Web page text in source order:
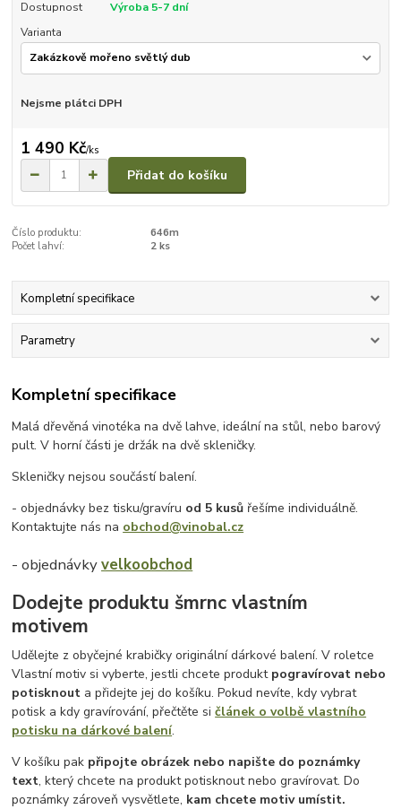
Dostupnost
Výroba 5-7 dní
Varianta
Nejsme plátci DPH
1 490 Kč/ks
Přidat do košíku
Číslo produktu:
646m
Počet lahví:
2 ks
Kompletní specifikace
Parametry
Kompletní specifikace
Malá dřevěná vinotéka na dvě lahve, ideální na stůl, nebo barový
pult. V horní části je držák na dvě skleničky.
Skleničky nejsou součástí balení.
- objednávky bez tisku/gravíru od 5 kusů řešíme individuálně.
Kontaktujte nás na obchod@vinobal.cz
- objednávkyvelkoobchod
Dodejte produktu šmrnc vlastním
motivem
Udělejte z obyčejné krabičky originální dárkové balení. V roletce
Vlastní motiv si vyberte, jestli chcete produkt pogravírovat nebo
potisknout a přidejte jej do košíku. Pokud nevíte, kdy vybrat
potisk a kdy gravírování, přečtěte sičlánek o volbě vlastního
potisku na dárkové balení.
V košíku pak připojte obrázek nebo napište do poznámky
text, který chcete na produkt potisknout nebo gravírovat. Do
poznámky zároveň vysvětlete, kam chcete motiv umístit.